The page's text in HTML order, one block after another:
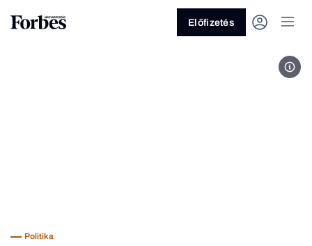
Előfizetés
Politika